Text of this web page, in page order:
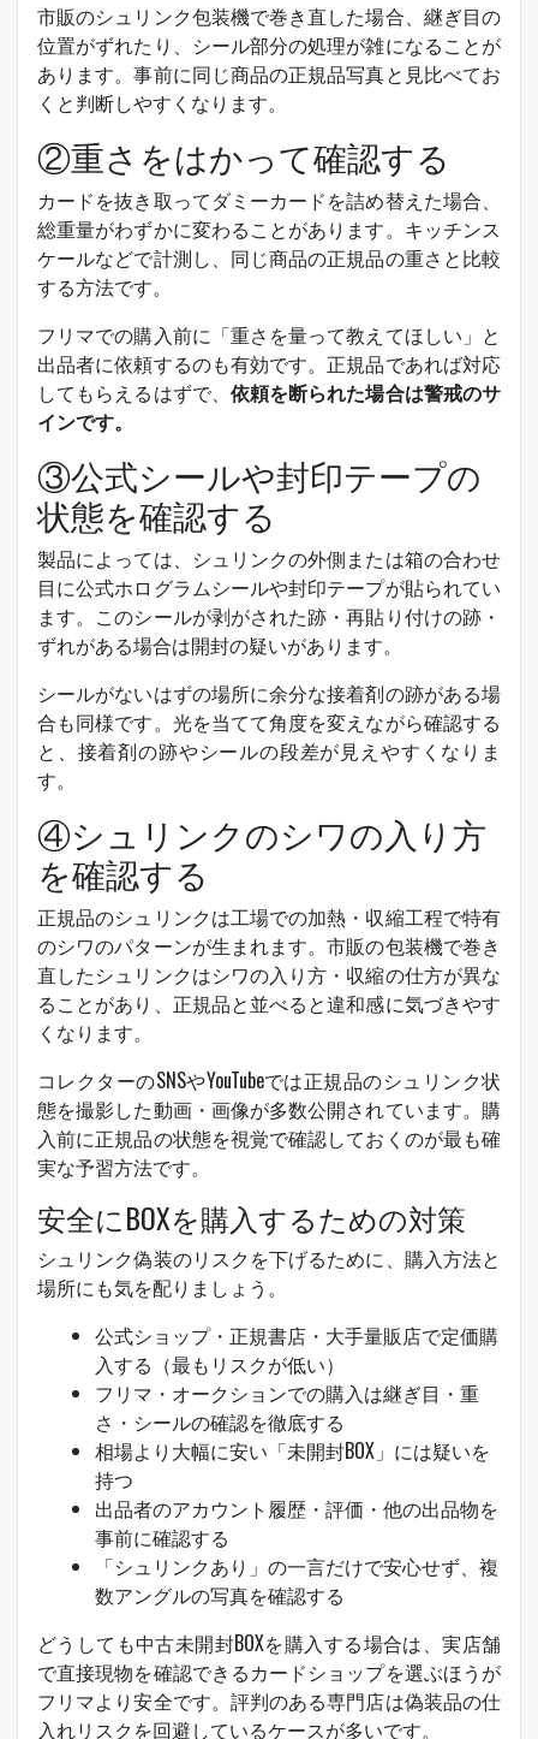
市販のシュリンク包装機で巻き直した場合、継ぎ目の
位置がずれたり、シール部分の処理が雑になることが
あります。事前に同じ商品の正規品写真と見比べてお
くと判断しやすくなります。
②重さをはかって確認する
カードを抜き取ってダミーカードを詰め替えた場合、
総重量がわずかに変わることがあります。キッチンス
ケールなどで計測し、同じ商品の正規品の重さと比較
する方法です。
フリマでの購入前に「重さを量って教えてほしい」と
出品者に依頼するのも有効です。正規品であれば対応
してもらえるはずで、 依頼を断られた場合は警戒のサ
インです。
③公式シールや封印テープの
状態を確認する
製品によっては、シュリンクの外側または箱の合わせ
目に公式ホログラムシールや封印テープが貼られてい
ます。このシールが剥がされた跡・再貼り付けの跡・
ずれがある場合は開封の疑いがあります。
シールがないはずの場所に余分な接着剤の跡がある場
合も同様です。光を当てて角度を変えながら確認する
と、接着剤の跡やシールの段差が見えやすくなりま
す。
④シュリンクのシワの入り方
を確認する
正規品のシュリンクは工場での加熱・収縮工程で特有
のシワのパターンが生まれます。市販の包装機で巻き
直したシュリンクはシワの入り方・収縮の仕方が異な
ることがあり、正規品と並べると違和感に気づきやす
くなります。
コレクターのSNSやYouTubeでは正規品のシュリンク状
態を撮影した動画・画像が多数公開されています。購
入前に正規品の状態を視覚で確認しておくのが最も確
実な予習方法です。
安全にBOXを購入するための対策
シュリンク偽装のリスクを下げるために、購入方法と
場所にも気を配りましょう。
公式ショップ・正規書店・大手量販店で定価購
入する（最もリスクが低い）
フリマ・オークションでの購入は継ぎ目・重
さ・シールの確認を徹底する
相場より大幅に安い「未開封BOX」には疑いを
持つ
出品者のアカウント履歴・評価・他の出品物を
事前に確認する
「シュリンクあり」の一言だけで安心せず、複
数アングルの写真を確認する
どうしても中古未開封BOXを購入する場合は、実店舗
で直接現物を確認できるカードショップを選ぶほうが
フリマより安全です。評判のある専門店は偽装品の仕
入れリスクを回避しているケースが多いです。